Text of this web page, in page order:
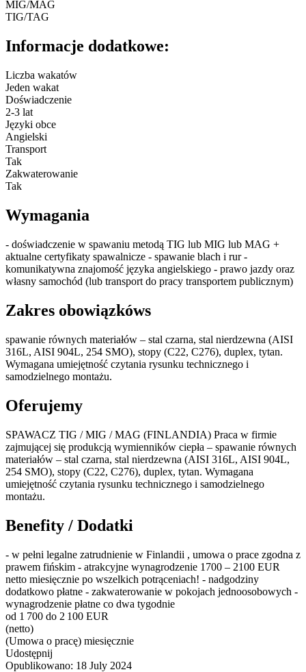
MIG/MAG
TIG/TAG
Informacje dodatkowe:
Liczba wakatów
Jeden wakat
Doświadczenie
2-3 lat
Języki obce
Angielski
Transport
Tak
Zakwaterowanie
Tak
Wymagania
- doświadczenie w spawaniu metodą TIG lub MIG lub MAG +
aktualne certyfikaty spawalnicze - spawanie blach i rur -
komunikatywna znajomość języka angielskiego - prawo jazdy oraz
własny samochód (lub transport do pracy transportem publicznym)
Zakres obowiązkóws
spawanie równych materiałów – stal czarna, stal nierdzewna (AISI
316L, AISI 904L, 254 SMO), stopy (C22, C276), duplex, tytan.
Wymagana umiejętność czytania rysunku technicznego i
samodzielnego montażu.
Oferujemy
SPAWACZ TIG / MIG / MAG (FINLANDIA) Praca w firmie
zajmującej się produkcją wymienników ciepła – spawanie równych
materiałów – stal czarna, stal nierdzewna (AISI 316L, AISI 904L,
254 SMO), stopy (C22, C276), duplex, tytan. Wymagana
umiejętność czytania rysunku technicznego i samodzielnego
montażu.
Benefity / Dodatki
- w pełni legalne zatrudnienie w Finlandii , umowa o prace zgodna z
prawem fińskim - atrakcyjne wynagrodzenie 1700 – 2100 EUR
netto miesięcznie po wszelkich potrąceniach! - nadgodziny
dodatkowo płatne - zakwaterowanie w pokojach jednoosobowych -
wynagrodzenie płatne co dwa tygodnie
od 1 700 do 2 100 EUR
(netto)
(Umowa o pracę) miesięcznie
Udostępnij
Opublikowano: 18 July 2024